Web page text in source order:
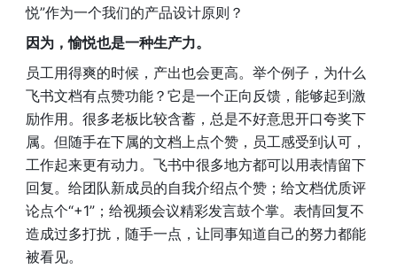
悦”作为一个我们的产品设计原则？
因为，愉悦也是一种生产力。
员工用得爽的时候，产出也会更高。举个例子，为什么
飞书文档有点赞功能？它是一个正向反馈，能够起到激
励作用。很多老板比较含蓄，总是不好意思开口夸奖下
属。但随手在下属的文档上点个赞，员工感受到认可，
工作起来更有动力。飞书中很多地方都可以用表情留下
回复。给团队新成员的自我介绍点个赞；给文档优质评
论点个“+1”；给视频会议精彩发言鼓个掌。表情回复不
造成过多打扰，随手一点，让同事知道自己的努力都能
被看见。